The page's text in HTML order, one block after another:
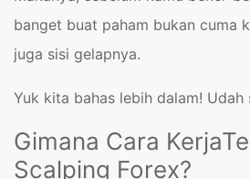
banget buat paham bukan cuma
juga sisi gelapnya.
Yuk kita bahas lebih dalam! Udah
Gimana Cara
Scalping Forex?